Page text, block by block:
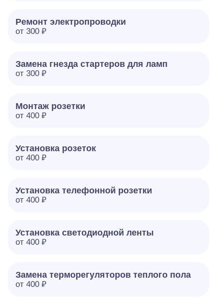
Ремонт электропроводки
от 300 ₽
Замена гнезда стартеров для ламп
от 300 ₽
Монтаж розетки
от 400 ₽
Установка розеток
от 400 ₽
Установка телефонной розетки
от 400 ₽
Установка светодиодной ленты
от 400 ₽
Замена терморегуляторов теплого пола
от 400 ₽